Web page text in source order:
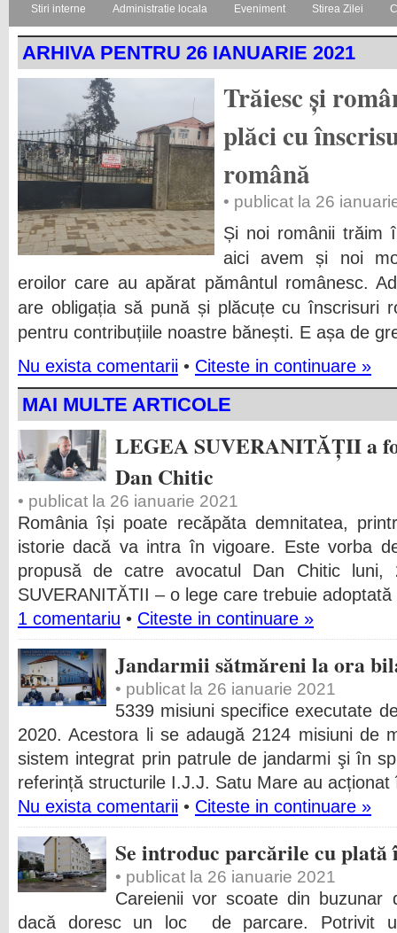
Stiri interne Administratie locala Eveniment Stirea Zilei
ARHIVA PENTRU 26 IANUARIE 2021
Trăiesc și
plăci cu
română
• publicat la 26
Și noi românii trăim
aici avem și noi
eroilor care au apărat pământul românesc.
are obligația să pună și plăcuțe cu înscrisuri
pentru contribuțiile noastre bănești. E așa de
Nu exista comentarii • Citeste in continuare »
MAI MULTE ARTICOLE
LEGEA SUVERANITĂȚII a
Dan Chitic
• publicat la 26 ianuarie 2021
România își poate recăpăta demnitatea,
istorie dacă va intra în vigoare. Este vorba
propusă de catre avocatul Dan Chitic luni,
SUVERANITĂTII – o lege care trebuie
1 comentariu • Citeste in continuare »
Jandarmii sătmăreni la ora
• publicat la 26 ianuarie 2021
5339 misiuni specifice executate
2020. Acestora li se adaugă 2124 misiuni de
sistem integrat prin patrule de jandarmi şi în
referință structurile I.J.J. Satu Mare au acționat
Nu exista comentarii • Citeste in continuare »
Se introduc parcările cu
• publicat la 26 ianuarie 2021
Careienii vor scoate din
dacă doresc un loc de parcare. Potrivit